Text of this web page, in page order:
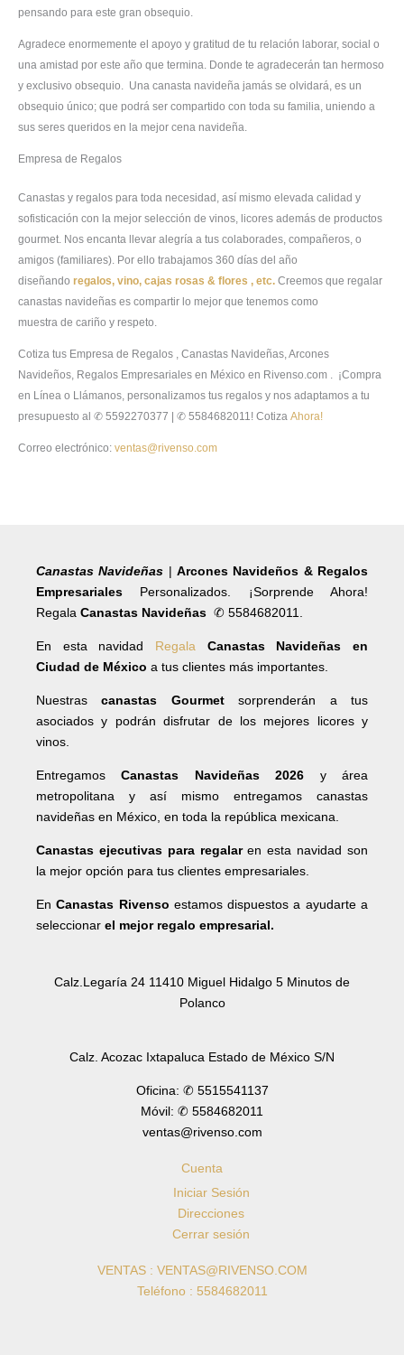
pensando para este gran obsequio.
Agradece enormemente el apoyo y gratitud de tu relación laborar, social o
una amistad por este año que termina. Donde te agradecerán tan hermoso
y exclusivo obsequio. Una canasta navideña jamás se olvidará, es un
obsequio único; que podrá ser compartido con toda su familia, uniendo a
sus seres queridos en la mejor cena navideña.
Empresa de Regalos
Canastas y regalos para toda necesidad, así mismo elevada calidad y
sofisticación con la mejor selección de vinos, licores además de productos
gourmet. Nos encanta llevar alegría a tus colaborades, compañeros, o
amigos (familiares). Por ello trabajamos 360 días del año
diseñando regalos, vino, cajas rosas & flores , etc. Creemos que regalar
canastas navideñas es compartir lo mejor que tenemos como
muestra de cariño y respeto.
Cotiza tus Empresa de Regalos , Canastas Navideñas, Arcones
Navideños, Regalos Empresariales en México en Rivenso.com . ¡Compra
en Línea o Llámanos, personalizamos tus regalos y nos adaptamos a tu
presupuesto al ✆ 5592270377 | ✆ 5584682011! Cotiza Ahora!
Correo electrónico: ventas@rivenso.com
Canastas Navideñas |Arcones Navideños & Regalos
Empresariales Personalizados. ¡Sorprende Ahora!
Regala Canastas Navideñas ✆ 5584682011.
En esta navidad Regala Canastas Navideñas en
Ciudad de México a tus clientes más importantes.
Nuestrascanastas Gourmetsorprenderán a tus
asociados y podrán disfrutar de los mejores licores y
vinos.
EntregamosCanastas Navideñas 2026 y área
metropolitana y así mismo entregamos canastas
navideñas en México, en toda la república mexicana.
Canastas ejecutivas para regalaren esta navidad son
la mejor opción para tus clientes empresariales.
EnCanastas Rivenso estamos dispuestos a ayudarte a
seleccionar el mejor regalo empresarial.
Calz.Legaría 24 11410 Miguel Hidalgo 5 Minutos de
Polanco
Calz. Acozac Ixtapaluca Estado de México S/N
Oficina: ✆ 5515541137
Móvil: ✆ 5584682011
ventas@rivenso.com
Cuenta
Iniciar Sesión
Direcciones
Cerrar sesión
VENTAS : VENTAS@RIVENSO.COM
Teléfono : 5584682011